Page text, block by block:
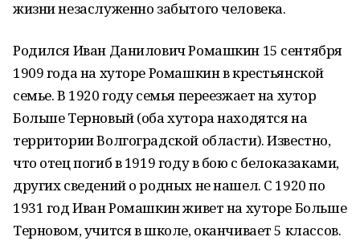
жизни незаслуженно забытого человека.
Родился Иван Данилович Ромашкин 15 сентября
1909 года на хуторе Ромашкин в крестьянской
семье. В 1920 году семья переезжает на хутор
Больше Терновый (оба хутора находятся на
территории Волгоградской области). Известно,
что отец погиб в 1919 году в бою с белоказаками,
других сведений о родных не нашел. С 1920 по
1931 год Иван Ромашкин живет на хуторе Больше
Терновом, учится в школе, оканчивает 5 классов.